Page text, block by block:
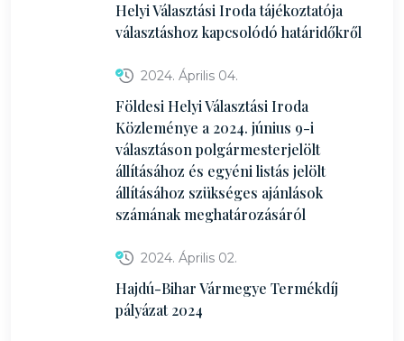
Helyi Választási Iroda tájékoztatója
választáshoz kapcsolódó határidőkről
2024. Április 04.
Földesi Helyi Választási Iroda
Közleménye a 2024. június 9-i
választáson polgármesterjelölt
állításához és egyéni listás jelölt
állításához szükséges ajánlások
számának meghatározásáról
2024. Április 02.
Hajdú-Bihar Vármegye Termékdíj
pályázat 2024